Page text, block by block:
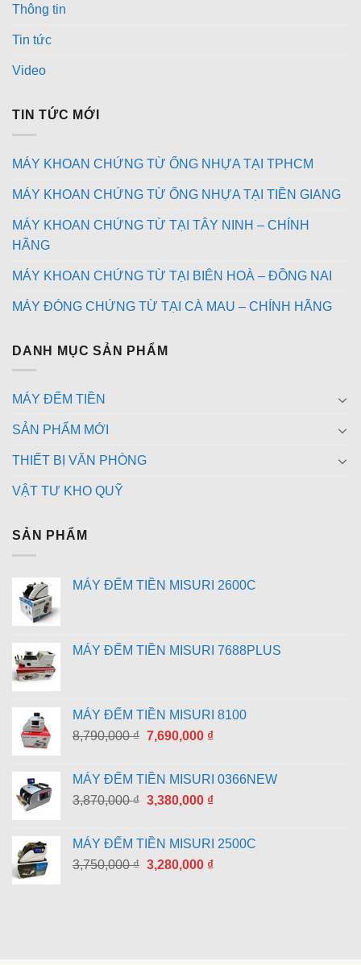
Thông tin
Tin tức
Video
TIN TỨC MỚI
MÁY KHOAN CHỨNG TỪ ỐNG NHỰA TẠI TPHCM
MÁY KHOAN CHỨNG TỪ ỐNG NHỰA TẠI TIỀN GIANG
MÁY KHOAN CHỨNG TỪ TẠI TÂY NINH – CHÍNH
HÃNG
MÁY KHOAN CHỨNG TỪ TẠI BIÊN HOÀ – ĐỒNG NAI
MÁY ĐÓNG CHỨNG TỪ TẠI CÀ MAU – CHÍNH HÃNG
DANH MỤC SẢN PHẨM
MÁY ĐẾM TIỀN
SẢN PHẨM MỚI
THIẾT BỊ VĂN PHÒNG
VẬT TƯ KHO QUỸ
SẢN PHẨM
MÁY ĐẾM TIỀN MISURI 2600C
MÁY ĐẾM TIỀN MISURI 7688PLUS
MÁY ĐẾM TIỀN MISURI 8100
8,790,000₫ Giá
là:
8,790,000 ₫.
7,690,000 ₫Giá
là:
7,690,000 ₫.
MÁY ĐẾM TIỀN MISURI 0366NEW
3,870,000₫ Giá
là:
3,870,000 ₫.
3,380,000 ₫Giá
là:
3,380,000 ₫.
MÁY ĐẾM TIỀN MISURI 2500C
3,750,000₫ Giá
3,280,000 ₫Giá